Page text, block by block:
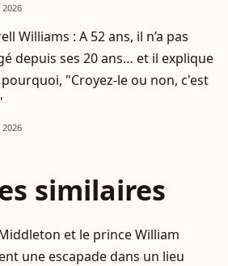
2026
Williams : A 52 ans, il n’a pas
depuis ses 20 ans… et il explique
"Croyez-le ou non, c'est
2026
similaires
et le prince William
une escapade dans un lieu